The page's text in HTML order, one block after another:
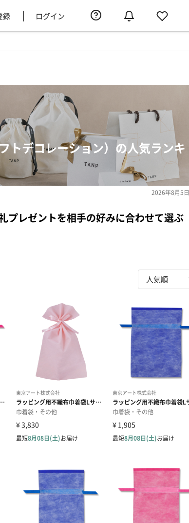
録 ログイン
トデコレーション）の人気ランキ
2026年8月5日
プレゼントを相手の好みに合わせて選ぶ